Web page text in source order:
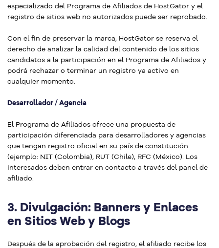
especializado del Programa de Afiliados de HostGator y el
registro de sitios web no autorizados puede ser reprobado.
Con el fin de preservar la marca, HostGator se reserva el
derecho de analizar la calidad del contenido de los sitios
candidatos a la participación en el Programa de Afiliados y
podrá rechazar o terminar un registro ya activo en
cualquier momento.
Desarrollador / Agencia
El Programa de Afiliados ofrece una propuesta de
participación diferenciada para desarrolladores y agencias
que tengan registro oficial en su país de constitución
(ejemplo: NIT (Colombia), RUT (Chile), RFC (México). Los
interesados deben entrar en contacto a través del panel de
afiliado.
3. Divulgación: Banners y Enlaces
en Sitios Web y Blogs
Después de la aprobación del registro, el afiliado recibe los